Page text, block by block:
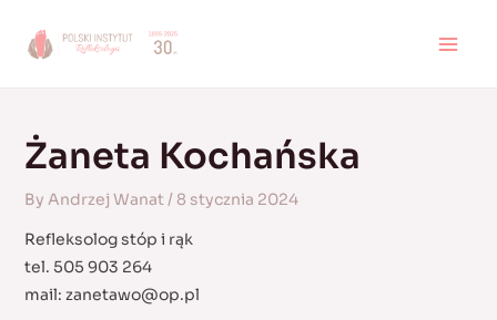
Żaneta Kochańska
By Andrzej Wanat/ 8 stycznia 2024
Refleksolog stóp i rąk
tel. 505 903 264
mail: zanetawo@op.pl